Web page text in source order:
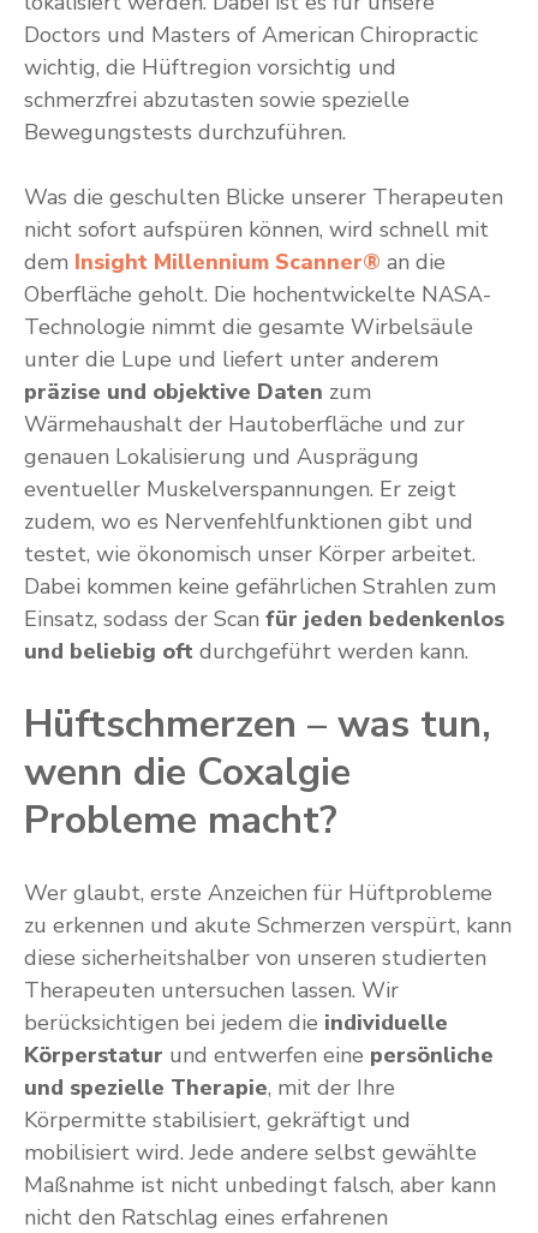
Doctors und Masters of American Chiropractic
wichtig, die Hüftregion vorsichtig und
schmerzfrei abzutasten sowie spezielle
Bewegungstests durchzuführen.
Was die geschulten Blicke unserer Therapeuten
nicht sofort aufspüren können, wird schnell mit
dem Insight Millennium Scanner® an die
Oberfläche geholt. Die hochentwickelte NASA-
Technologie nimmt die gesamte Wirbelsäule
unter die Lupe und liefert unter anderem
präzise und objektive Daten zum
Wärmehaushalt der Hautoberfläche und zur
genauen Lokalisierung und Ausprägung
eventueller Muskelverspannungen. Er zeigt
zudem, wo es Nervenfehlfunktionen gibt und
testet, wie ökonomisch unser Körper arbeitet.
Dabei kommen keine gefährlichen Strahlen zum
Einsatz, sodass der Scan für jeden bedenkenlos
und beliebig oft durchgeführt werden kann.
Hüftschmerzen – was tun,
wenn die Coxalgie
Probleme macht?
Wer glaubt, erste Anzeichen für Hüftprobleme
zu erkennen und akute Schmerzen verspürt, kann
diese sicherheitshalber von unseren studierten
Therapeuten untersuchen lassen. Wir
berücksichtigen bei jedem die individuelle
Körperstatur und entwerfen eine persönliche
und spezielle Therapie, mit der Ihre
Körpermitte stabilisiert, gekräftigt und
mobilisiert wird. Jede andere selbst gewählte
Maßnahme ist nicht unbedingt falsch, aber kann
nicht den Ratschlag eines erfahrenen